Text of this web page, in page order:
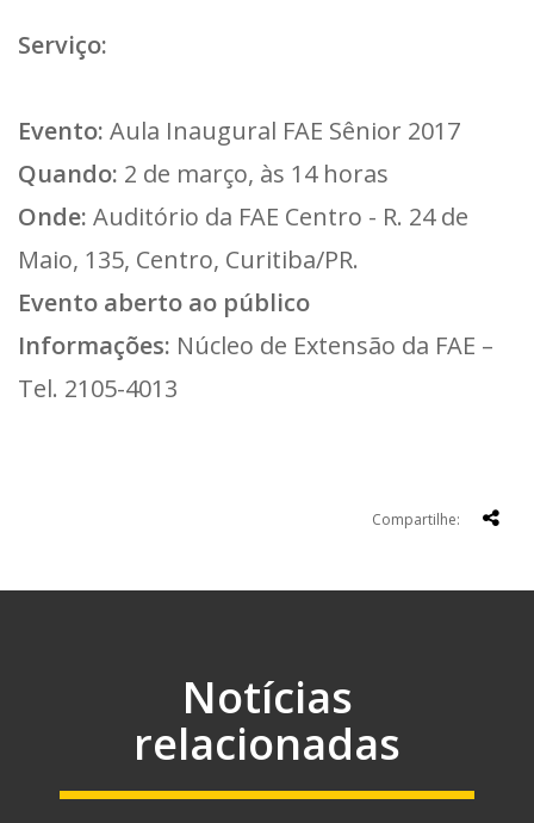
Serviço:
Evento: Aula Inaugural FAE Sênior 2017
Quando: 2 de março, às 14 horas
Onde: Auditório da FAE Centro - R. 24 de
Maio, 135, Centro, Curitiba/PR.
Evento aberto ao público
Informações: Núcleo de Extensão da FAE –
Tel. 2105-4013
Compartilhe:
Notícias
relacionadas